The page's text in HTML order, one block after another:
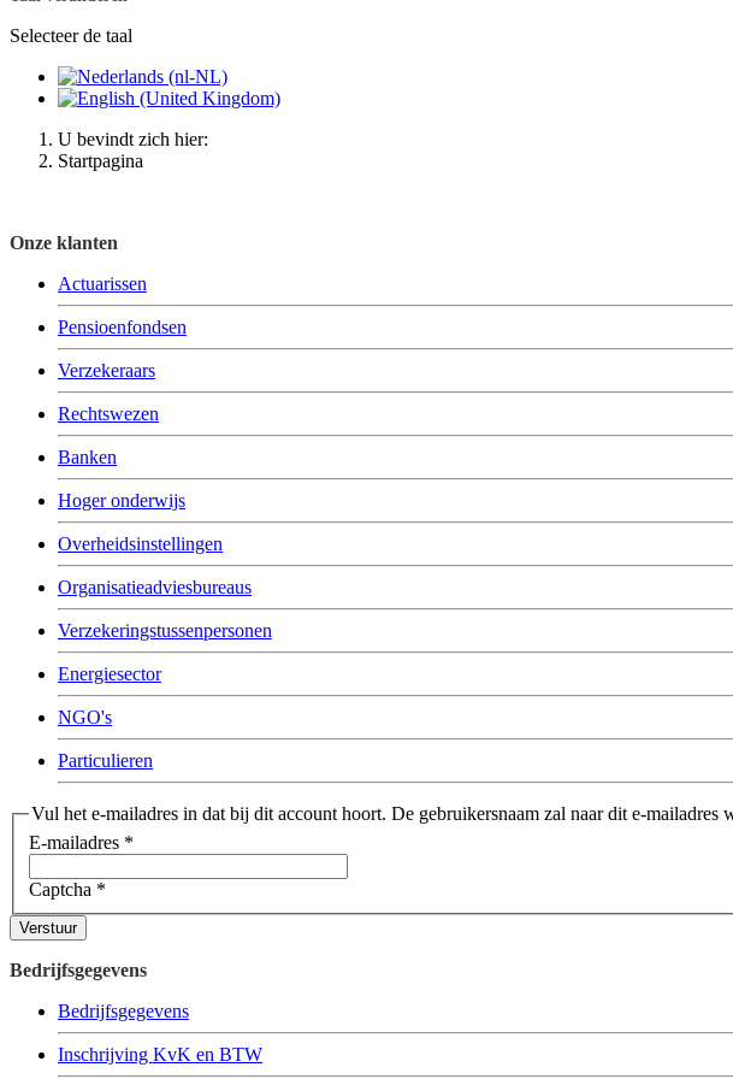
Selecteer de taal
U bevindt zich hier:
Startpagina
Onze klanten
Actuarissen
Pensioenfondsen
Verzekeraars
Rechtswezen
Banken
Hoger onderwijs
Overheidsinstellingen
Organisatieadviesbureaus
Verzekeringstussenpersonen
Energiesector
NGO's
Particulieren
Vul het e-mailadres in dat bij dit account hoort. De gebruikersnaam zal naar dit e-mailadres
E-mailadres *
Captcha *
Verstuur
Bedrijfsgegevens
Bedrijfsgegevens
Inschrijving KvK en BTW